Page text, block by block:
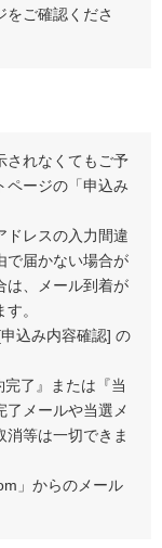
をご確認くださ
されなくてもご予
ページの「申込み
ドレスの入力間違
で届かない場合が
は、メール到着が
。
込み内容確認] の
了』または『当
了メールや当選メ
消等は一切できま
」からのメール